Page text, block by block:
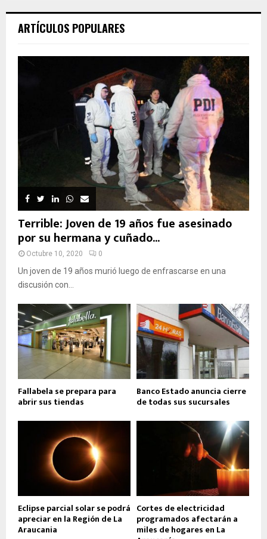
ARTÍCULOS POPULARES
Terrible: Joven de 19 años fue asesinado
por su hermana y cuñado...
Octubre 10, 2020 0
Un joven de 19 años murió luego de enfrascarse en una
discusión con...
Fallabela se prepara para
abrir sus tiendas
Banco Estado anuncia cierre
de todas sus sucursales
Eclipse parcial solar se podrá
apreciar en la Región de La
Araucania
Cortes de electricidad
programados afectarán a
miles de hogares en La